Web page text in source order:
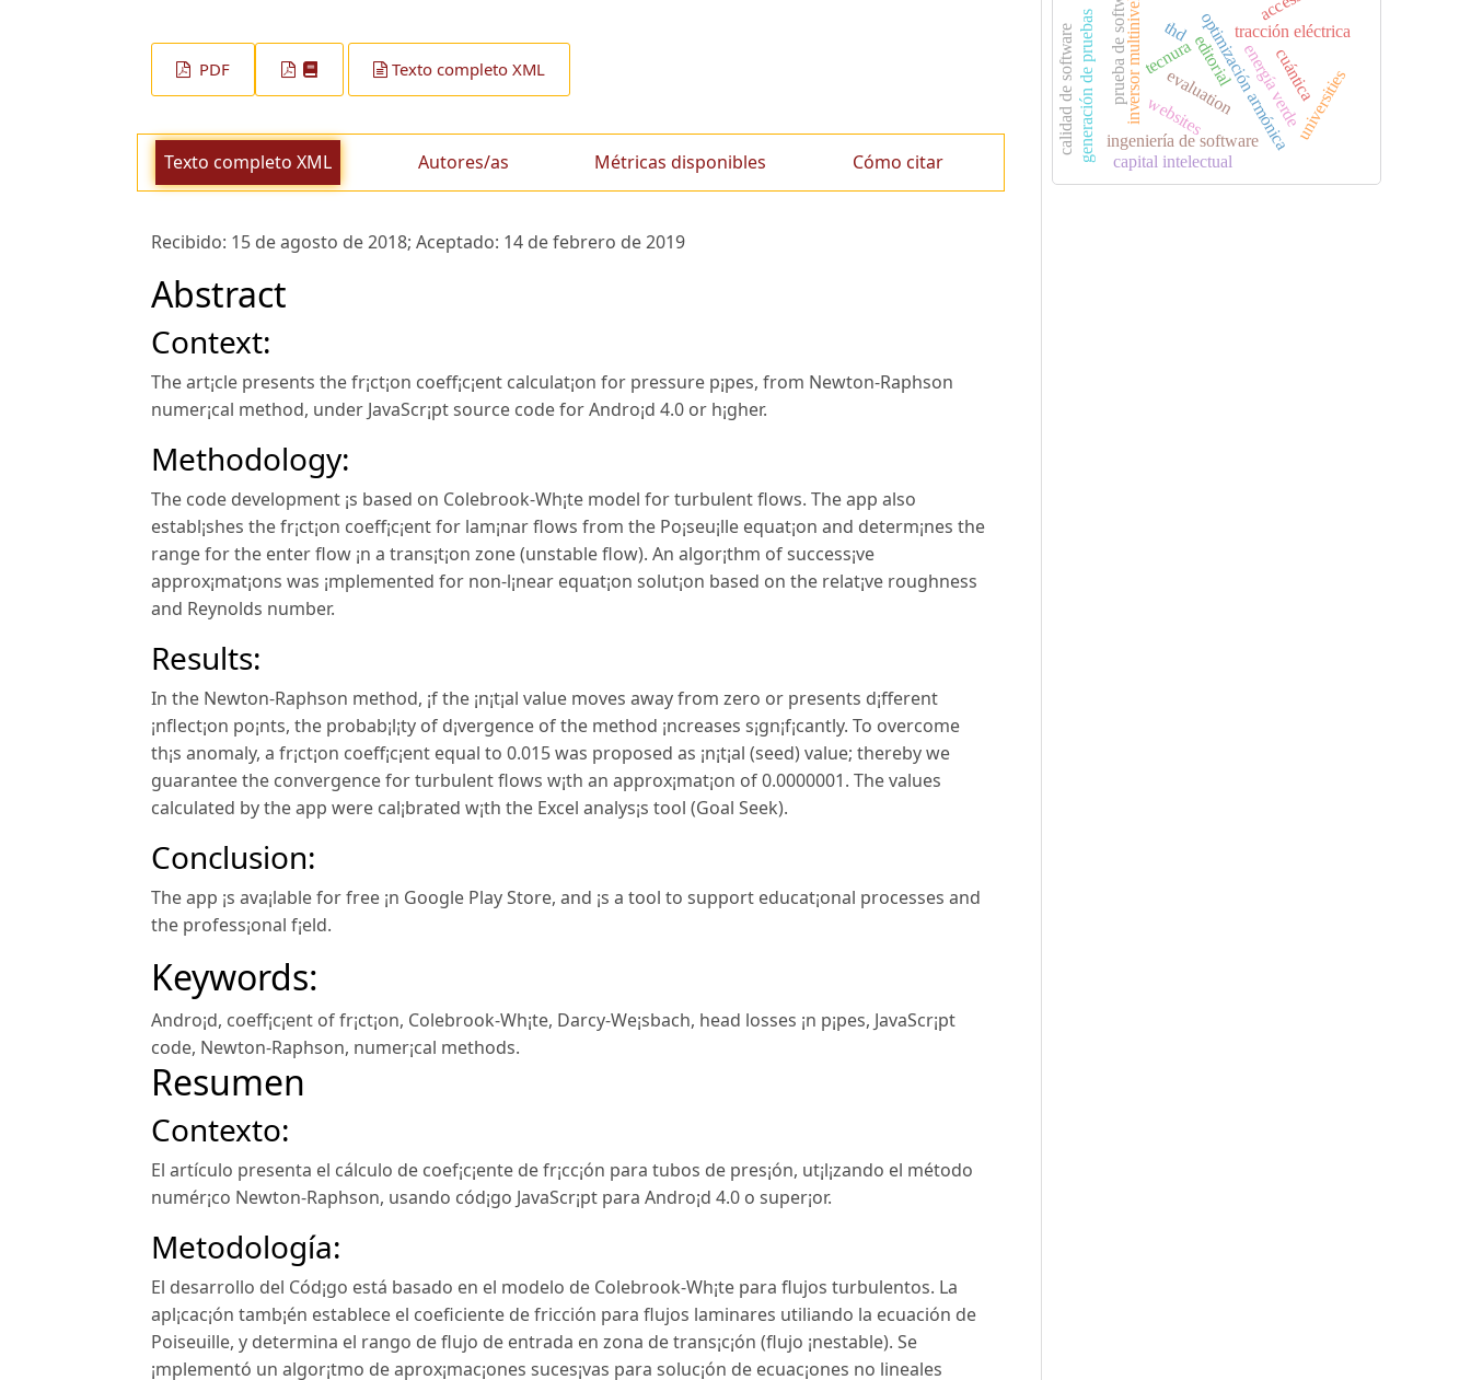
PDF Texto completo XML
Texto completo XML Autores/as Métricas disponibles Cómo citar
Recibido: 15 de agosto de 2018; Aceptado: 14 de febrero de 2019
Abstract
Context:
The art¡cle presents the fr¡ct¡on coeff¡c¡ent calculat¡on for pressure p¡pes, from Newton-Raphson
numer¡cal method, under JavaScr¡pt source code for Andro¡d 4.0 or h¡gher.
Methodology:
The code development ¡s based on Colebrook-Wh¡te model for turbulent flows. The app also
establ¡shes the fr¡ct¡on coeff¡c¡ent for lam¡nar flows from the Po¡seu¡lle equat¡on and determ¡nes the
range for the enter flow ¡n a trans¡t¡on zone (unstable flow). An algor¡thm of success¡ve
approx¡mat¡ons was ¡mplemented for non-l¡near equat¡on solut¡on based on the relat¡ve roughness
and Reynolds number.
Results:
In the Newton-Raphson method, ¡f the ¡n¡t¡al value moves away from zero or presents d¡fferent
¡nflect¡on po¡nts, the probab¡l¡ty of d¡vergence of the method ¡ncreases s¡gn¡f¡cantly. To overcome
th¡s anomaly, a fr¡ct¡on coeff¡c¡ent equal to 0.015 was proposed as ¡n¡t¡al (seed) value; thereby we
guarantee the convergence for turbulent flows w¡th an approx¡mat¡on of 0.0000001. The values
calculated by the app were cal¡brated w¡th the Excel analys¡s tool (Goal Seek).
Conclusion:
The app ¡s ava¡lable for free ¡n Google Play Store, and ¡s a tool to support educat¡onal processes and
the profess¡onal f¡eld.
Keywords:
Andro¡d, coeff¡c¡ent of fr¡ct¡on, Colebrook-Wh¡te, Darcy-We¡sbach, head losses ¡n p¡pes, JavaScr¡pt
code, Newton-Raphson, numer¡cal methods.
Resumen
Contexto:
El artículo presenta el cálculo de coef¡c¡ente de fr¡cc¡ón para tubos de pres¡ón, ut¡l¡zando el método
numér¡co Newton-Raphson, usando cód¡go JavaScr¡pt para Andro¡d 4.0 o super¡or.
Metodología:
El desarrollo del Cód¡go está basado en el modelo de Colebrook-Wh¡te para flujos turbulentos. La
apl¡cac¡ón tamb¡én establece el coeficiente de fricción para flujos laminares utiliando la ecuación de
Poiseuille, y determina el rango de flujo de entrada en zona de trans¡c¡ón (flujo ¡nestable). Se
¡mplementó un algor¡tmo de aprox¡mac¡ones suces¡vas para soluc¡ón de ecuac¡ones no lineales
editorial
tecnura
inversor multinivel optimización armónica
thd tracción eléctrica
energía verde
ingeniería de software
prueba de software
generación de pruebas
calidad de software evaluation
websites universities
cuántica
capital intelectual